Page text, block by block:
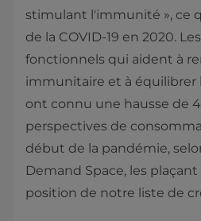
stimulant l'immunité », ce
de la COVID-19 en 2020.
fonctionnels qui aident à
immunitaire et à équilibrer
ont connu une hausse de
perspectives de
début de la pandémie,
Demand Space, les
position de notre liste de